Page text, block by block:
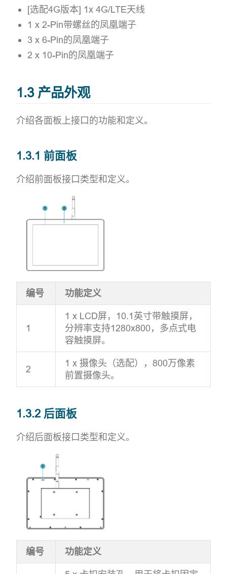
[选配4G版本] 1x 4G/LTE天线
1 x 2-Pin带螺丝的凤凰端子
3 x 6-Pin的凤凰端子
2 x 10-Pin的凤凰端子
1.3 产品外观
介绍各面板上接口的功能和定义。
1.3.1 前面板
介绍前面板接口类型和定义。
编号 功能定义
1
1 x LCD屏，10.1英寸带触摸屏，
分辨率支持1280x800，多点式电
容触摸屏。
2
1 x 摄像头（选配），800万像素
前置摄像头。
1.3.2 后面板
介绍后面板接口类型和定义。
编号 功能定义